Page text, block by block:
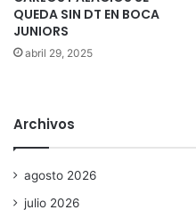
QUEDA SIN DT EN BOCA
JUNIORS
abril 29, 2025
Archivos
agosto 2026
julio 2026